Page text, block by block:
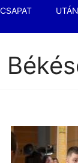
CSAPAT